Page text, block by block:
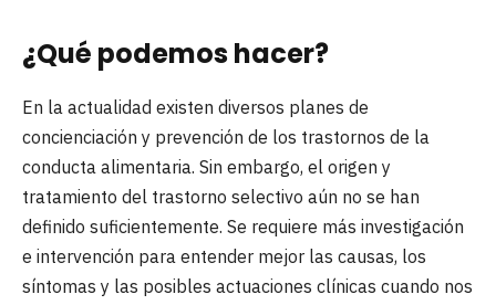
¿Qué podemos hacer?
En la actualidad existen diversos planes de
concienciación y prevención de los trastornos de la
conducta alimentaria. Sin embargo, el origen y
tratamiento del trastorno selectivo aún no se han
definido suficientemente. Se requiere más investigación
e intervención para entender mejor las causas, los
síntomas y las posibles actuaciones clínicas cuando nos